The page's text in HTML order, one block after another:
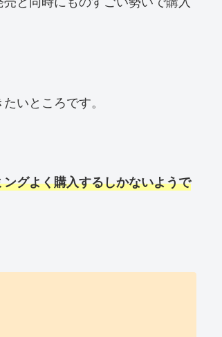
いところです。
グよく購入するしかないようで